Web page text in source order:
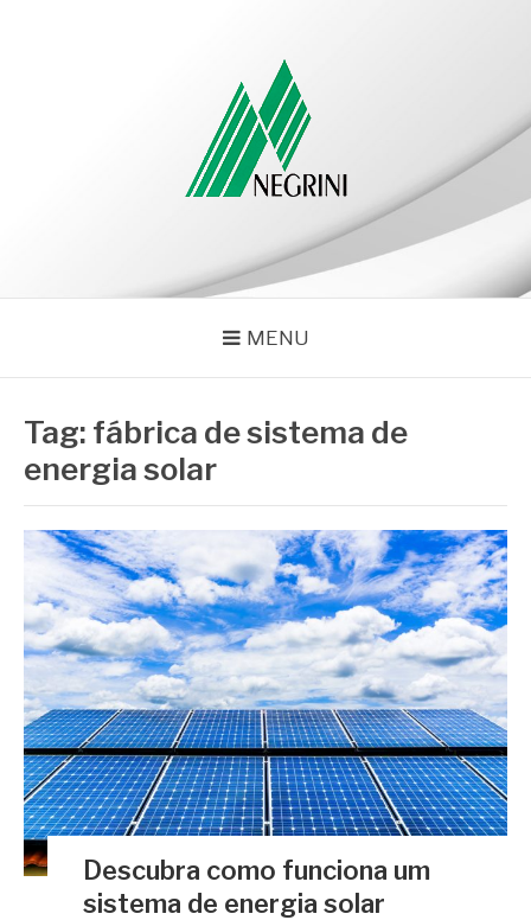
MENU
Tag: fábrica de sistema de
energia solar
Descubra como funciona um
sistema de energia solar